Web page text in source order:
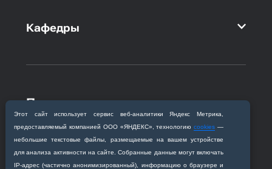
Этот сайт использует сервис веб‑аналитики Яндекс Метрика,
предоставляемый компанией ООО «ЯНДЕКС», технологиюcookies —
небольшие текстовые файлы, размещаемые на вашем устройстве
для анализа активности на сайте. Собранные данные могут включать
IP‑адрес (частично анонимизированный), информацию о браузере и
Кафедры
Приемная комиссия
Благовещенск, ул. Горького, 95
+7 (4162) 319‒016
abitur@amursma.su
Сведения об образовательной